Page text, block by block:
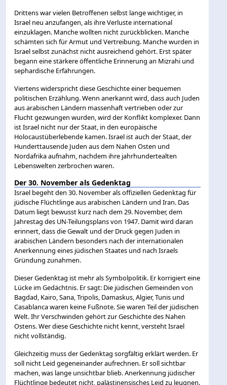
Drittens war vielen Betroffenen selbst lange wichtiger, in
Israel neu anzufangen, als ihre Verluste international
einzuklagen. Manche wollten nicht zurückblicken. Manche
schämten sich für Armut und Vertreibung. Manche wurden in
Israel selbst zunächst nicht ausreichend gehört. Erst später
begann eine stärkere öffentliche Erinnerung an Mizrahi und
sephardische Erfahrungen.
Viertens widerspricht diese Geschichte einer bequemen
politischen Erzählung. Wenn anerkannt wird, dass auch Juden
aus arabischen Ländern massenhaft vertrieben oder zur
Flucht gezwungen wurden, wird der Konflikt komplexer. Dann
ist Israel nicht nur der Staat, in den europäische
Holocaustüberlebende kamen. Israel ist auch der Staat, der
Hunderttausende Juden aus dem Nahen Osten und
Nordafrika aufnahm, nachdem ihre jahrhundertealten
Lebenswelten zerbrochen waren.
Der 30. November als Gedenktag
Israel begeht den 30. November als offiziellen Gedenktag für
jüdische Flüchtlinge aus arabischen Ländern und Iran. Das
Datum liegt bewusst kurz nach dem 29. November, dem
Jahrestag des UN-Teilungsplans von 1947. Damit wird daran
erinnert, dass die Gewalt und der Druck gegen Juden in
arabischen Ländern besonders nach der internationalen
Anerkennung eines jüdischen Staates und nach Israels
Gründung zunahmen.
Dieser Gedenktag ist mehr als Symbolpolitik. Er korrigiert eine
Lücke im Gedächtnis. Er sagt: Die jüdischen Gemeinden von
Bagdad, Kairo, Sana, Tripolis, Damaskus, Algier, Tunis und
Casablanca waren keine Fußnote. Sie waren Teil der jüdischen
Welt. Ihr Verschwinden gehört zur Geschichte des Nahen
Ostens. Wer diese Geschichte nicht kennt, versteht Israel
nicht vollständig.
Gleichzeitig muss der Gedenktag sorgfältig erklärt werden. Er
soll nicht Leid gegeneinander aufrechnen. Er soll sichtbar
machen, was lange unsichtbar blieb. Anerkennung jüdischer
Flüchtlinge bedeutet nicht, palästinensisches Leid zu leugnen.